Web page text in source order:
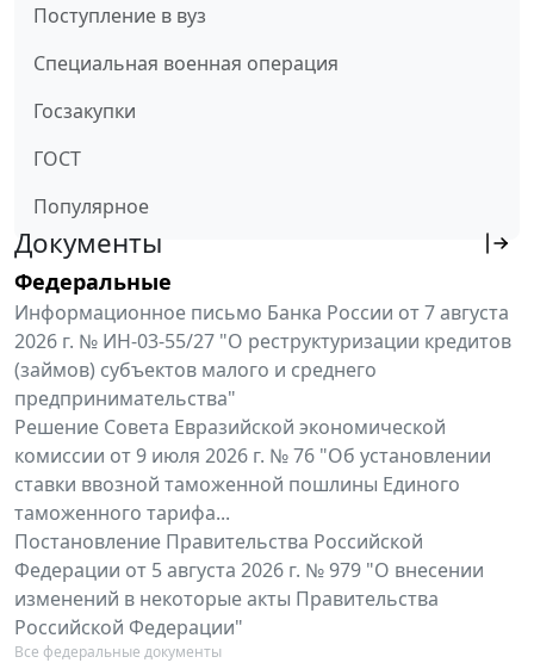
Поступление в вуз
Специальная военная операция
Госзакупки
ГОСТ
Популярное
Документы
Федеральные
Информационное письмо Банка России от 7 августа
2026 г. № ИН-03-55/27 "О реструктуризации кредитов
(займов) субъектов малого и среднего
предпринимательства"
Решение Совета Евразийской экономической
комиссии от 9 июля 2026 г. № 76 "Об установлении
ставки ввозной таможенной пошлины Единого
таможенного тарифа...
Постановление Правительства Российской
Федерации от 5 августа 2026 г. № 979 "О внесении
изменений в некоторые акты Правительства
Российской Федерации"
Все федеральные документы